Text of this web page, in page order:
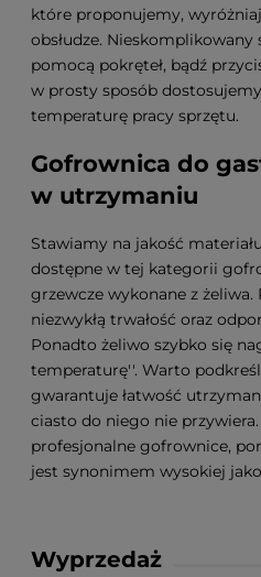
które proponujemy,
obsłudze.
pomocą pokręteł, bądź
w prosty sposób
temperaturę pracy sprzętu.
Gofrownica do
w utrzymaniu
Stawiamy na jakość
dostępne w tej kategorii
grzewcze wykonane z żeliwa.
niezwykłą trwałość oraz
Ponadto żeliwo szybko się
temperaturę''. Warto
gwarantuje łatwość
ciasto do niego nie
profesjonalne gofrownice,
jest synonimem wysokiej
Wyprzedaż